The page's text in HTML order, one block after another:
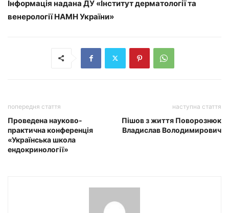
Інформація надана ДУ «Інститут дерматології та
венерології НАМН України»
попередня стаття
Проведена науково-
практична конференція
«Українська школа
ендокринології»
наступна стаття
Пішов з життя Поворознюк
Владислав Володимирович